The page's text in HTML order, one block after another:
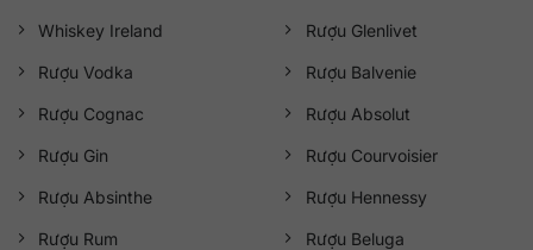
Whiskey Ireland
Rượu Vodka
Rượu Cognac
Rượu Gin
Rượu Absinthe
Rượu Rum
Rượu Glenlivet
Rượu Balvenie
Rượu Absolut
Rượu Courvoisier
Rượu Hennessy
Rượu Beluga